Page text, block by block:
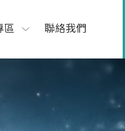
區 聯絡我們